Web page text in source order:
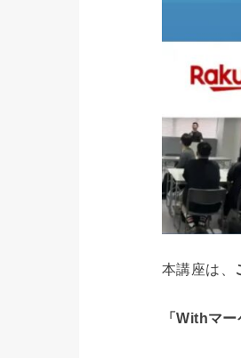
本講座は、
「Withマー